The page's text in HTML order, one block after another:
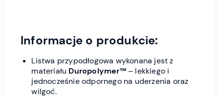
Informacje o produkcie:
Listwa przypodłogowa wykonana jest z
materiału Duropolymer™– lekkiego i
jednocześnie odpornego na uderzenia oraz
wilgoć.